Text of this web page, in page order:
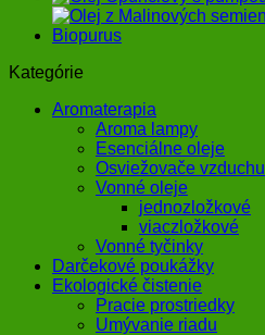
Kategórie
Aromaterapia
Aroma lampy
Esenciálne oleje
Osviežovače vzduchu
Vonné oleje
jednozložkové
viaczložkové
Vonné tyčinky
Darčekové poukážky
Ekologické čistenie
Pracie prostriedky
Umývanie riadu